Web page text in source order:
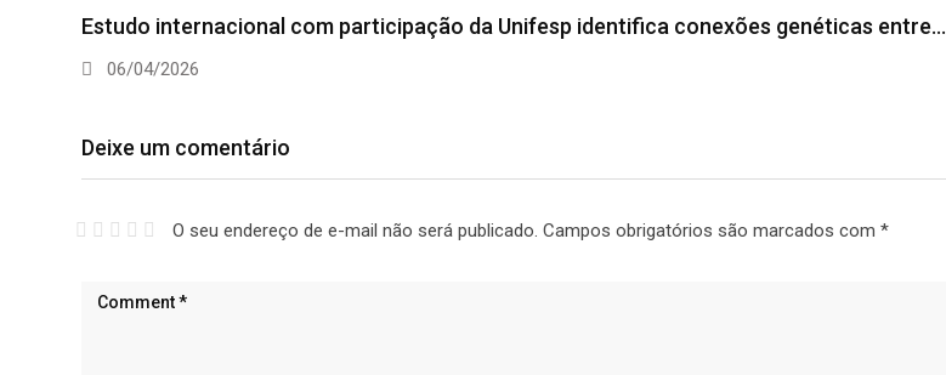
Estudo internacional com participação da Unifesp identifica conexões genéticas entre…
06/04/2026
Deixe um comentário
O seu endereço de e-mail não será publicado. Campos obrigatórios são marcados com *